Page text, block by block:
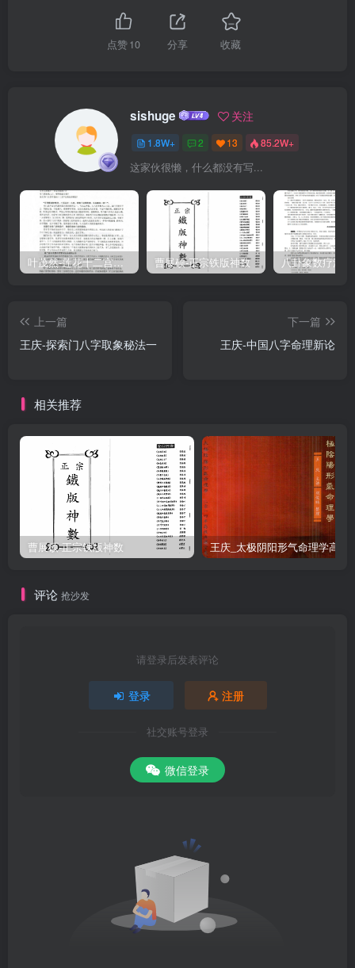
命理难点：内部资料切勿外传其三是判断准：王庆把命理学简化成符
号学，变模梅为开本：8划×168毫米132印张：10字数：280千京201
出版的《中国八字偷理新论》，又定价：25.00元再上层楼，更其高、
深，绝三个突出特点：一是层次更高，其雄视古今，头脑风暴形成创
总冲击波，境界高远，横贯
点赞10 分享 收藏
sishuge 关注
1.8W+ 2 13 85.2W+
这家伙很懒，什么都没有写...
叶茂然-莲花十二宫佛家奇门面授及答疑 曹展硕-正宗铁版神数
上一篇
王庆-探索门八字取象秘法一
下一篇
王庆-中国八字命理新论
相关推荐
曹展硕-正宗铁版神数
评论 抢沙发
请登录后发表评论
登录 注册
社交账号登录
微信登录